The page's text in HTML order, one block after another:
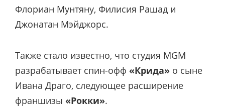
Флориан Мунтяну, Филисия Рашад и
Джонатан Мэйджорс.
Также стало известно, что студия MGM
разрабатывает спин-офф «Крида» о сыне
Ивана Драго, следующее расширение
франшизы «Рокки».